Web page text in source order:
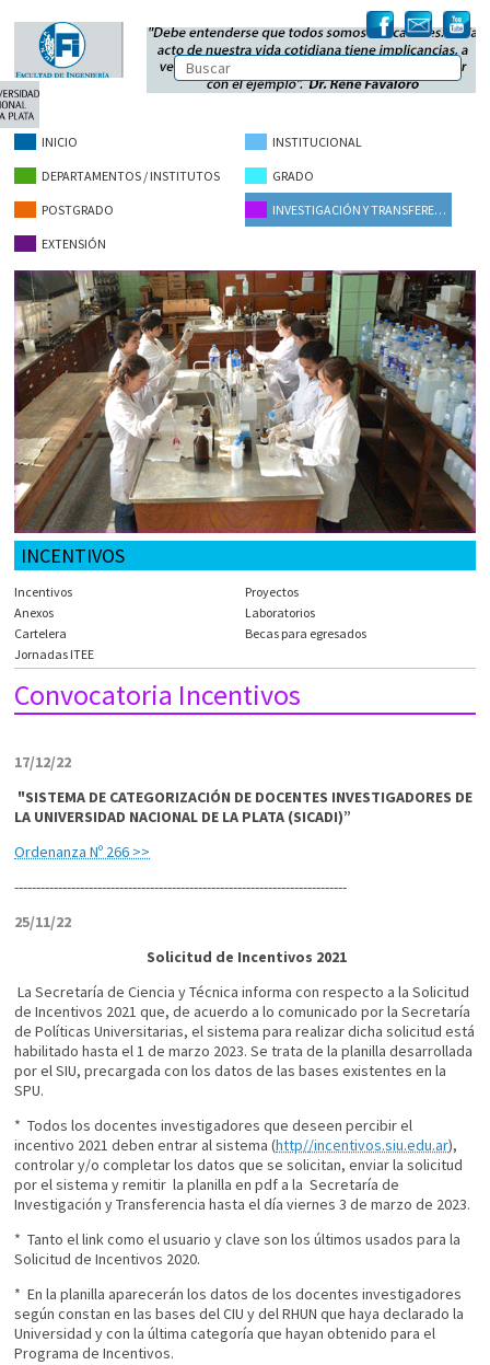
INICIO INSTITUCIONAL
DEPARTAMENTOS / INSTITUTOS GRADO
POSTGRADO INVESTIGACIÓN Y TRANSFERENCIA
EXTENSIÓN
INCENTIVOS
Incentivos
Proyectos
Anexos
Laboratorios
Cartelera
Becas para egresados
Jornadas ITEE
Convocatoria Incentivos
17/12/22
"SISTEMA DE CATEGORIZACIÓN DE DOCENTES INVESTIGADORES DE
LA UNIVERSIDAD NACIONAL DE LA PLATA (SICADI)”
Ordenanza Nº 266 >>
----------------------------------------------------------------------------
25/11/22
Solicitud de Incentivos 2021
La Secretaría de Ciencia y Técnica informa con respecto a la Solicitud
de Incentivos 2021 que, de acuerdo a lo comunicado por la Secretaría
de Políticas Universitarias, el sistema para realizar dicha solicitud está
habilitado hasta el 1 de marzo 2023. Se trata de la planilla desarrollada
por el SIU, precargada con los datos de las bases existentes en la
SPU.
* Todos los docentes investigadores que deseen percibir el
incentivo 2021 deben entrar al sistema (http//incentivos.siu.edu.ar),
controlar y/o completar los datos que se solicitan, enviar la solicitud
por el sistema y remitir la planilla en pdf a la Secretaría de
Investigación y Transferencia hasta el día viernes 3 de marzo de 2023.
* Tanto el link como el usuario y clave son los últimos usados para la
Solicitud de Incentivos 2020.
* En la planilla aparecerán los datos de los docentes investigadores
según constan en las bases del CIU y del RHUN que haya declarado la
Universidad y con la última categoría que hayan obtenido para el
Programa de Incentivos.